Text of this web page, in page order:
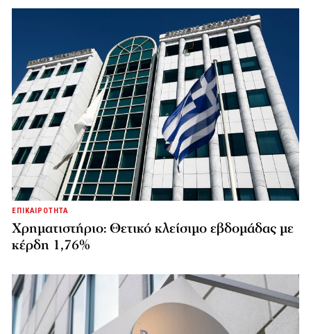
ΕΠΙΚΑΙΡΟΤΗΤΑ
Χρηματιστήριο: Θετικό κλείσιμο εβδομάδας με
κέρδη 1,76%